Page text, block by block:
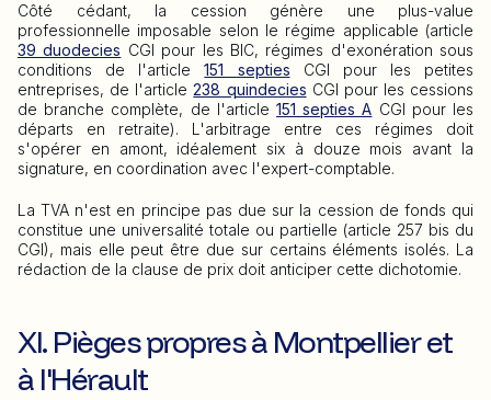
Côté cédant, la cession génère une plus-value
professionnelle imposable selon le régime applicable (article
39 duodecies CGI pour les BIC, régimes d'exonération sous
conditions de l'article151 septies CGI pour les petites
entreprises, de l'article238 quindecies CGI pour les cessions
de branche complète, de l'article 151 septies A CGI pour les
départs en retraite). L'arbitrage entre ces régimes doit
s'opérer en amont, idéalement six à douze mois avant la
signature, en coordination avec l'expert-comptable.
La TVA n'est en principe pas due sur la cession de fonds qui
constitue une universalité totale ou partielle (article 257 bis du
CGI), mais elle peut être due sur certains éléments isolés. La
rédaction de la clause de prix doit anticiper cette dichotomie.
XI. Pièges propres à Montpellier et
à l'Hérault